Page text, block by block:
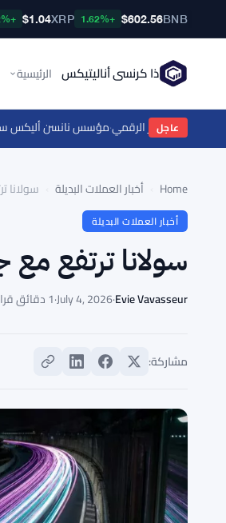
BNB
$602.56
+1.62%
XRP
$1.04
+1.82%
ذا كرنسي أناليتيكس الرئيسية
عاجل
الدولار الرقمي·مؤسس نانسن أليكس سفانفيك يتوقع عدم
Home أخبار العملات البديلة سولانا
أخبار العملات البديلة
سولانا ترتفع
Evie Vavasseur
·
July 4, 2026
·1 دقائق قراءة
مشاركة: